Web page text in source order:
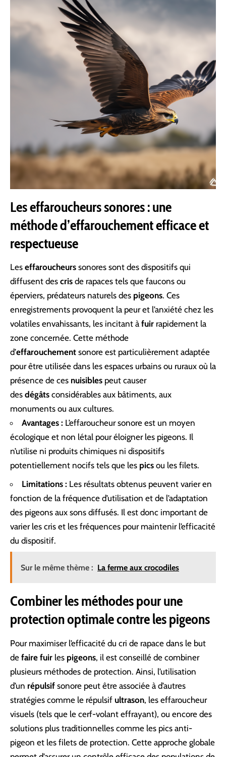
Les effaroucheurs sonores : une
méthode d’effarouchement efficace et
respectueuse
Les effaroucheurs sonores sont des dispositifs qui
diffusent des cris de rapaces tels que faucons ou
éperviers, prédateurs naturels des pigeons. Ces
enregistrements provoquent la peur et l’anxiété chez les
volatiles envahissants, les incitant à fuir rapidement la
zone concernée. Cette méthode
d’effarouchement sonore est particulièrement adaptée
pour être utilisée dans les espaces urbains ou ruraux où la
présence de ces nuisibles peut causer
des dégâts considérables aux bâtiments, aux
monuments ou aux cultures.
Avantages : L’effaroucheur sonore est un moyen
écologique et non létal pour éloigner les pigeons. Il
n’utilise ni produits chimiques ni dispositifs
potentiellement nocifs tels que les pics ou les filets.
Limitations : Les résultats obtenus peuvent varier en
fonction de la fréquence d’utilisation et de l’adaptation
des pigeons aux sons diffusés. Il est donc important de
varier les cris et les fréquences pour maintenir l’efficacité
du dispositif.
Sur le même thème : La ferme aux crocodiles
Combiner les méthodes pour une
protection optimale contre les pigeons
Pour maximiser l’efficacité du cri de rapace dans le but
de faire fuir les pigeons, il est conseillé de combiner
plusieurs méthodes de protection. Ainsi, l’utilisation
d’un répulsif sonore peut être associée à d’autres
stratégies comme le répulsif ultrason, les effaroucheur
visuels (tels que le cerf-volant effrayant), ou encore des
solutions plus traditionnelles comme les pics anti-
pigeon et les filets de protection. Cette approche globale